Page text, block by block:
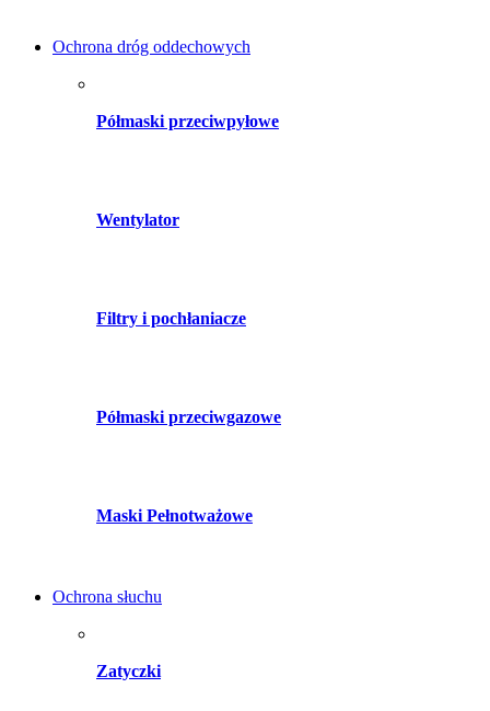
Ochrona dróg oddechowych
Półmaski przeciwpyłowe
Wentylator
Filtry i pochłaniacze
Półmaski przeciwgazowe
Maski Pełnotważowe
Ochrona słuchu
Zatyczki